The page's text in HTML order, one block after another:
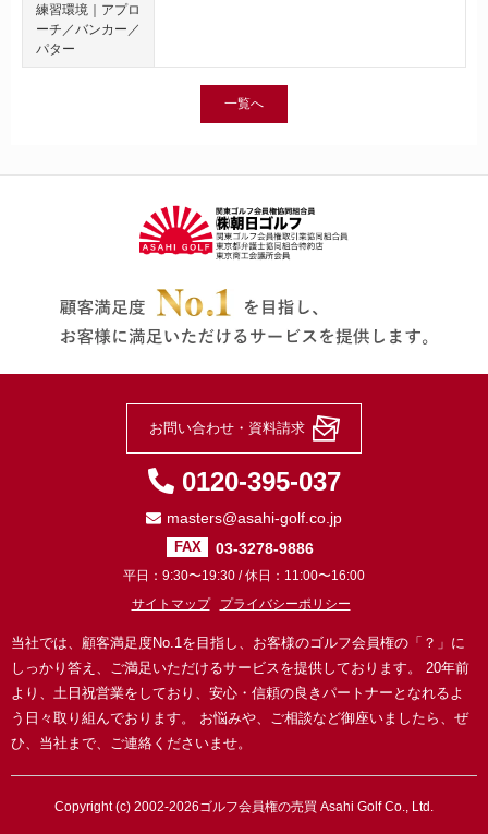
練習環境｜アプロ
ーチ／バンカー／
パター
一覧へ
当社では、顧客満足度No.1を目指し、お客様のゴルフ会員権の「？」に
しっかり答え、ご満足いただけるサービスを提供しております。
20年前
より、土日祝営業をしており、安心・信頼の良きパートナーとなれるよ
う日々取り組んでおります。
お悩みや、ご相談など御座いましたら、ぜ
ひ、当社まで、ご連絡くださいませ。
お問い合わせ・資料請求
0120-395-037
masters@asahi-golf.co.jp
FAX 03-3278-9886
平日：9:30〜19:30 / 休日：11:00〜16:00
サイトマップ
プライバシーポリシー
Copyright (c) 2002-2026ゴルフ会員権の売買 Asahi Golf Co., Ltd.